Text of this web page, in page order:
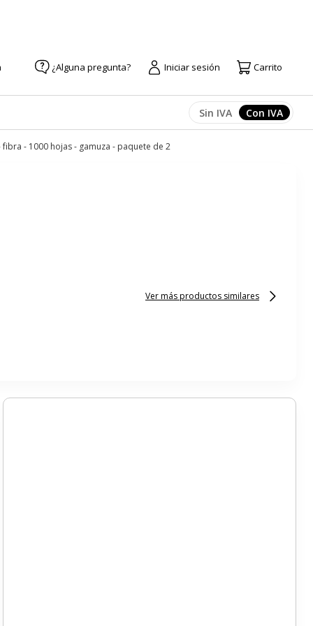
¿Alguna pregunta? Iniciar sesión Carrito
Afficher les prix
Sin IVA Afficher
Con IVA
fibra - 1000 hojas - gamuza - paquete de 2
Ver más productos similares